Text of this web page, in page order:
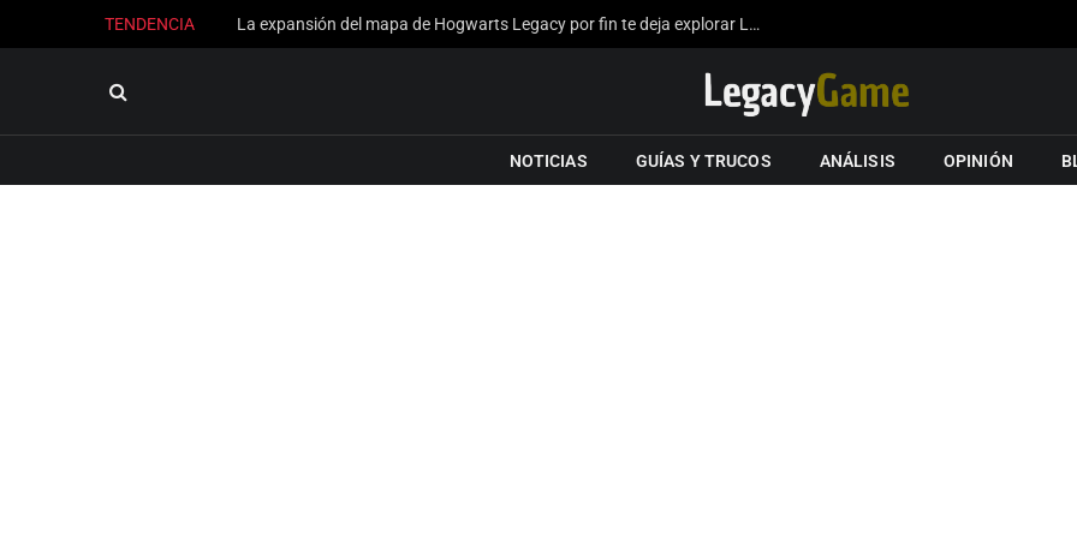
TENDENCIA La expansión del mapa de Hogwarts Legacy por fin te deja explorar Londres gracias a los fans
NOTICIAS GUÍAS Y TRUCOS ANÁLISIS OPINIÓN